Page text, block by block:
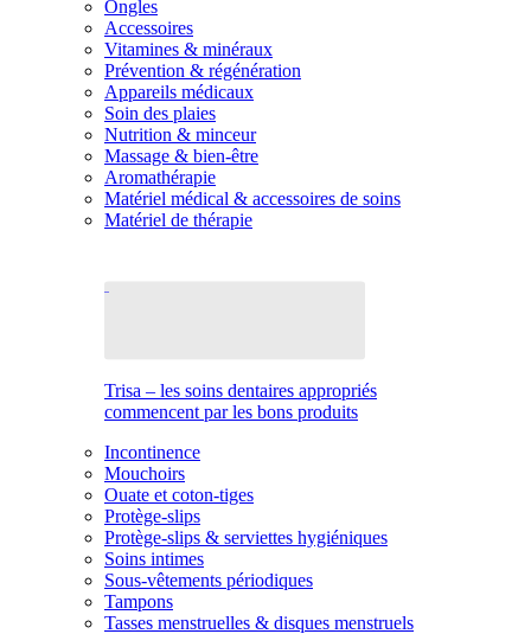
Ongles
Accessoires
Vitamines & minéraux
Prévention & régénération
Appareils médicaux
Soin des plaies
Nutrition & minceur
Massage & bien-être
Aromathérapie
Matériel médical & accessoires de soins
Matériel de thérapie
Trisa – les soins dentaires appropriés
commencent par les bons produits
Incontinence
Mouchoirs
Ouate et coton-tiges
Protège-slips
Protège-slips & serviettes hygiéniques
Soins intimes
Sous-vêtements périodiques
Tampons
Tasses menstruelles & disques menstruels